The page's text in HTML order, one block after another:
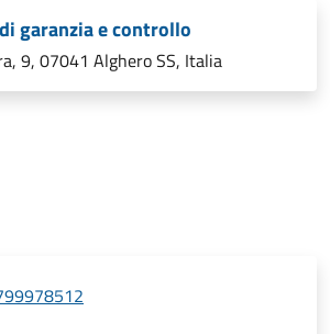
garanzia e controllo
9, 07041 Alghero SS, Italia